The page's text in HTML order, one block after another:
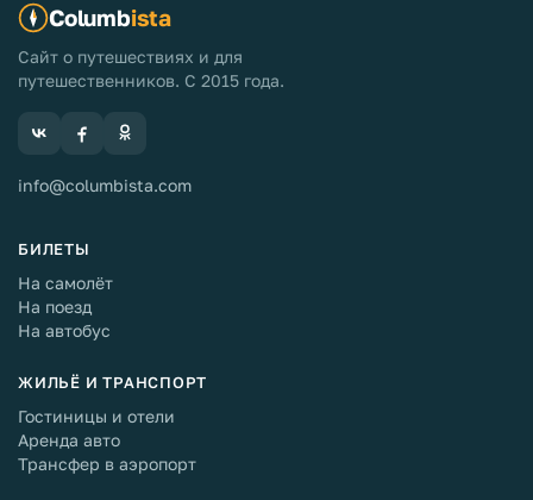
Columbista
Сайт о путешествиях и для
путешественников. С 2015 года.
info@columbista.com
БИЛЕТЫ
На самолёт
На поезд
На автобус
ЖИЛЬЁ И ТРАНСПОРТ
Гостиницы и отели
Аренда авто
Трансфер в аэропорт